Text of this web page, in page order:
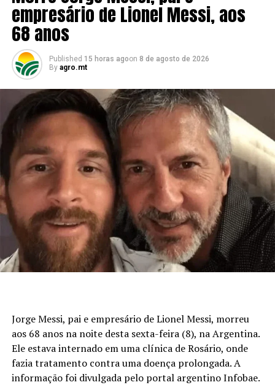
empresário de Lionel Messi, aos
68 anos
Published 15 horas agoon 8 de agosto de 2026
By agro.mt
Jorge Messi, pai e empresário de Lionel Messi, morreu
aos 68 anos na noite desta sexta-feira (8), na Argentina.
Ele estava internado em uma clínica de Rosário, onde
fazia tratamento contra uma doença prolongada. A
informação foi divulgada pelo portal argentino Infobae.